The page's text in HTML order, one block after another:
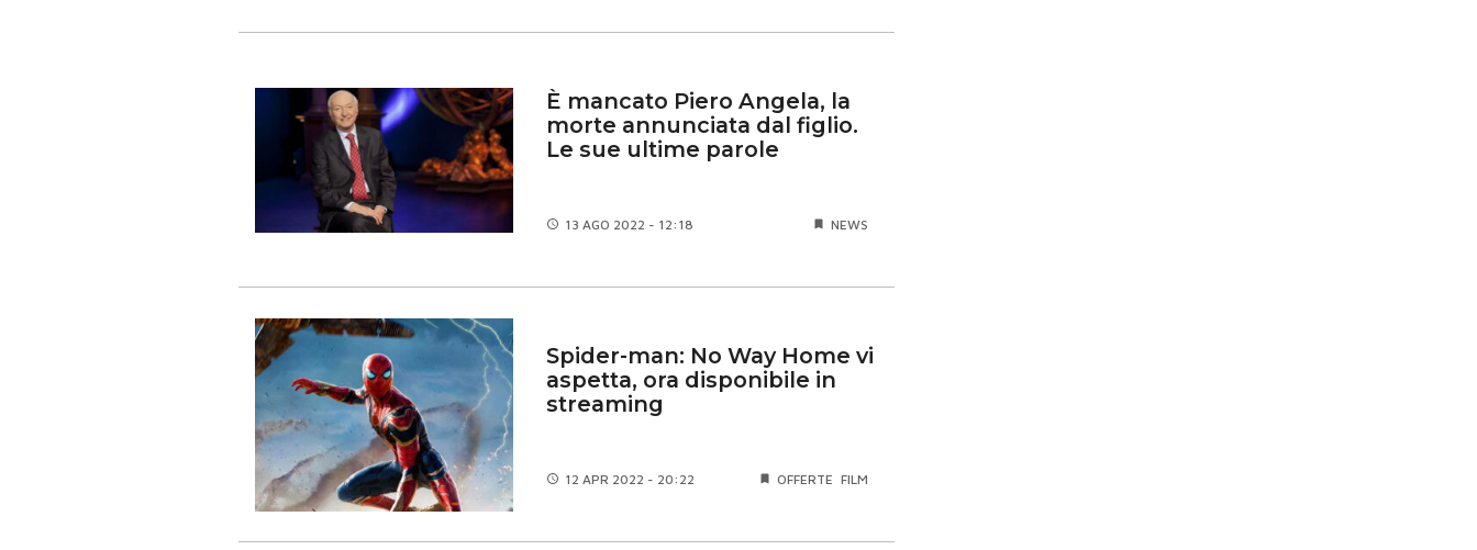
È mancato Piero Angela, la
morte annunciata dal figlio.
Le sue ultime parole
13 AGO 2022 - 12:18 NEWS
Spider-man: No Way Home vi
aspetta, ora disponibile in
streaming
12 APR 2022 - 20:22 OFFERTE FILM